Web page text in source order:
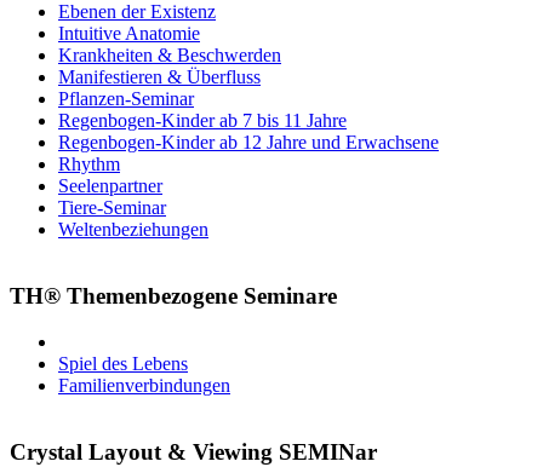
Ebenen der Existenz
Intuitive Anatomie
Krankheiten & Beschwerden
Manifestieren & Überfluss
Pflanzen-Seminar
Regenbogen-Kinder ab 7 bis 11 Jahre
Regenbogen-Kinder ab 12 Jahre und Erwachsene
Rhythm
Seelenpartner
Tiere-Seminar
Weltenbeziehungen
TH® Themenbezogene Seminare
Spiel des Lebens
Familienverbindungen
Crystal Layout & Viewing SEMINar